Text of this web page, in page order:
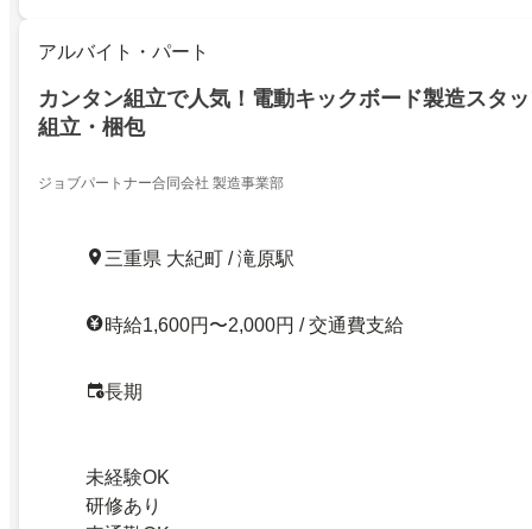
アルバイト・パート
カンタン組立で人気！電動キックボード製造スタ
組立・梱包
ジョブパートナー合同会社 製造事業部
三重県 大紀町 / 滝原駅
時給1,600円〜2,000円 / 交通費支給
長期
未経験OK
研修あり